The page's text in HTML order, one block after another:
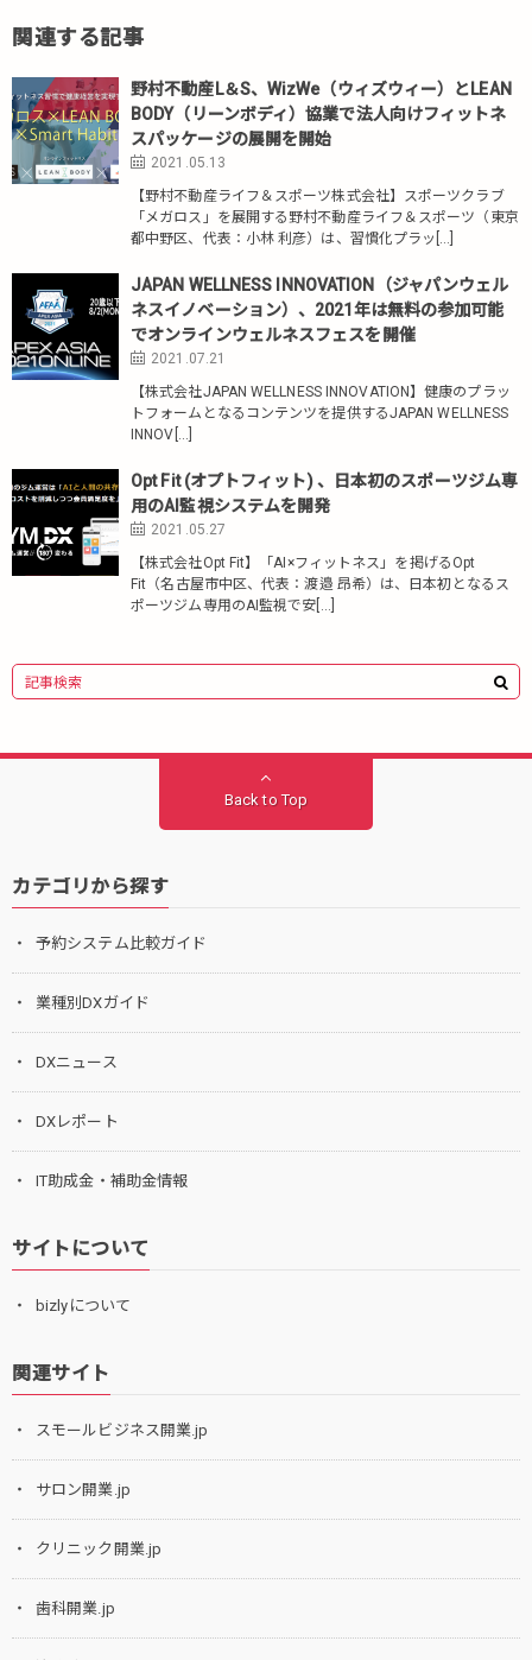
関連する記事
野村不動産L＆S、WizWe（ウィズウィー）とLEAN
BODY（リーンボディ）協業で法人向けフィットネ
スパッケージの展開を開始
2021.05.13
【野村不動産ライフ＆スポーツ株式会社】スポーツクラブ
「メガロス」を展開する野村不動産ライフ＆スポーツ（東京
都中野区、代表：小林 利彦）は、習慣化プラッ[…]
JAPAN WELLNESS INNOVATION（ジャパンウェル
ネスイノベーション）、2021年は無料の参加可能
でオンラインウェルネスフェスを開催
2021.07.21
【株式会社JAPAN WELLNESS INNOVATION】健康のプラッ
トフォームとなるコンテンツを提供するJAPAN WELLNESS
INNOV[…]
Opt Fit (オプトフィット) 、日本初のスポーツジム専
用のAI監視システムを開発
2021.05.27
【株式会社Opt Fit】「AI×フィットネス」を掲げるOpt
Fit（名古屋市中区、代表：渡邉 昂希）は、日本初となるス
ポーツジム専用のAI監視で安[…]
Back to Top
カテゴリから探す
予約システム比較ガイド
業種別DXガイド
DXニュース
DXレポート
IT助成金・補助金情報
サイトについて
bizlyについて
関連サイト
スモールビジネス開業.jp
サロン開業.jp
クリニック開業.jp
歯科開業.jp